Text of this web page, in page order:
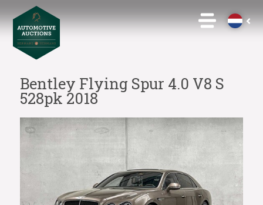
Bentley Flying Spur 4.0 V8 S
528pk 2018